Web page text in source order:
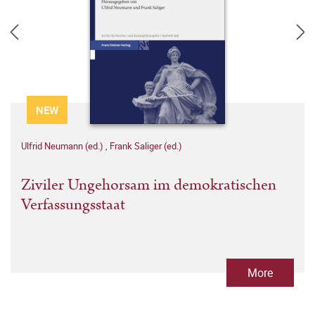
NEW
Ulfrid Neumann (ed.) , Frank Saliger (ed.)
Ziviler Ungehorsam im demokratischen
Verfassungsstaat
More